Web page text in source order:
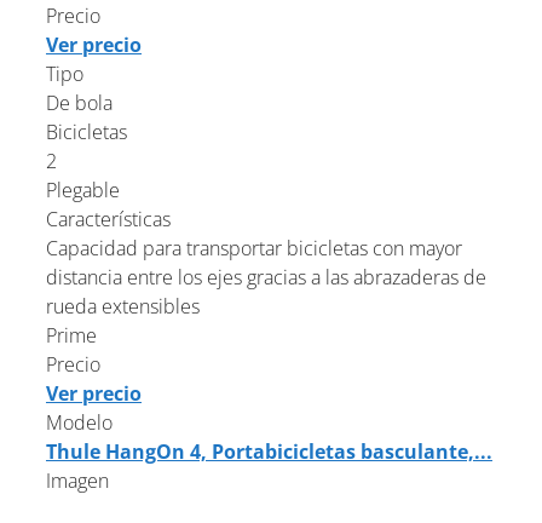
Precio
Ver precio
Tipo
De bola
Bicicletas
2
Plegable
Características
Capacidad para transportar bicicletas con mayor
distancia entre los ejes gracias a las abrazaderas de
rueda extensibles
Prime
Precio
Ver precio
Modelo
Thule HangOn 4, Portabicicletas basculante,...
Imagen